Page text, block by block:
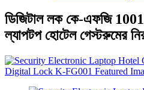
ডিজিটাল লক কে-এফজি 1001
ল্যাপটপ হোটেল গেস্টরুমের